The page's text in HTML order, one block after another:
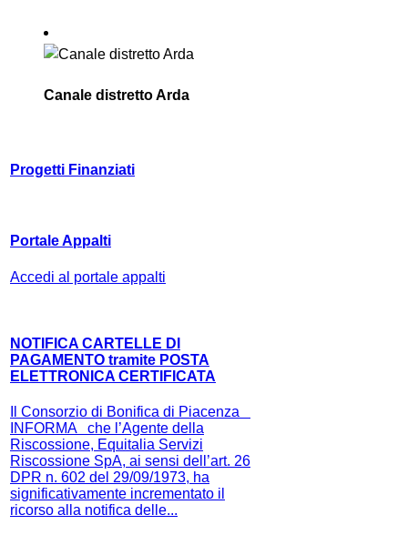
Canale distretto Arda
Progetti Finanziati
Portale Appalti
Accedi al portale appalti
NOTIFICA CARTELLE DI
PAGAMENTO tramite POSTA
ELETTRONICA CERTIFICATA
Il Consorzio di Bonifica di Piacenza
INFORMA che l’Agente della
Riscossione, Equitalia Servizi
Riscossione SpA, ai sensi dell’art. 26
DPR n. 602 del 29/09/1973, ha
significativamente incrementato il
ricorso alla notifica delle...